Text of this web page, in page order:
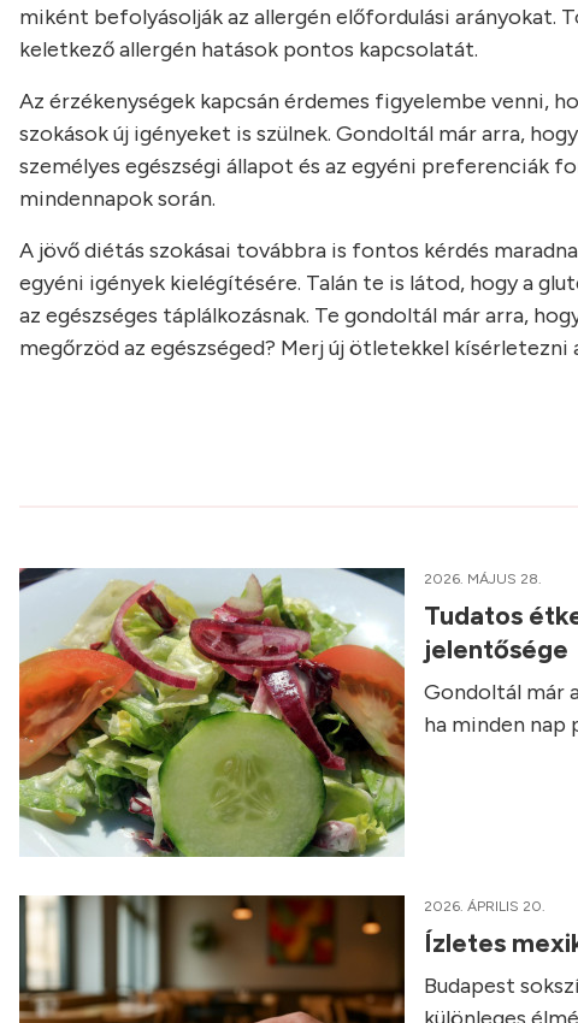
miként befolyásolják az allergén előfordulási
keletkező allergén hatások pontos kapcsolatát.
Az érzékenységek kapcsán érdemes figyelembe venni,
szokások új igényeket is szülnek. Gondoltál már arra,
személyes egészségi állapot és az egyéni preferenciák
mindennapok során.
A jövő diétás szokásai továbbra is fontos kérdés
egyéni igények kielégítésére. Talán te is látod, hogy a
az egészséges táplálkozásnak. Te gondoltál már arra,
megőrzöd az egészséged? Merj új ötletekkel kísérletezni
2026. MÁJUS 28.
Tudatos
jelentősége
Gondoltál már
ha minden nap
2026. ÁPRILIS 20.
Ízletes
Budapest